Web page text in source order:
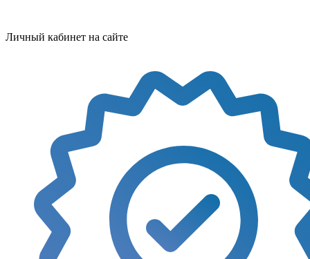
Личный кабинет на сайте